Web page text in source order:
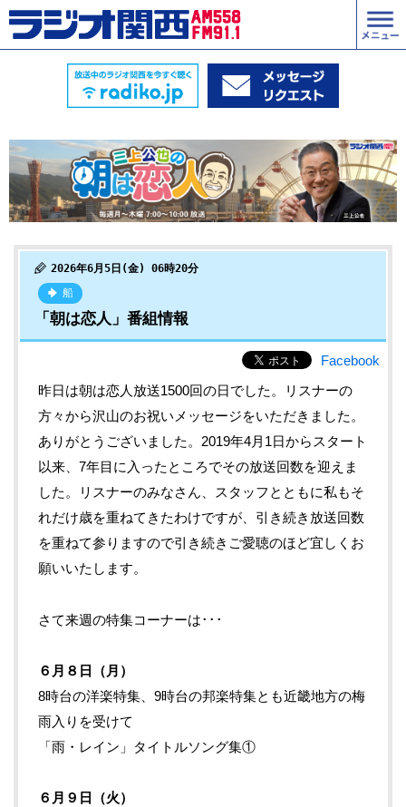
2026年6月5日(金) 06時20分
船
「朝は恋人」番組情報
Facebook
昨日は朝は恋人放送1500回の日でした。リスナーの
方々から沢山のお祝いメッセージをいただきました。
ありがとうございました。2019年4月1日からスタート
以来、7年目に入ったところでその放送回数を迎えま
した。リスナーのみなさん、スタッフとともに私もそ
れだけ歳を重ねてきたわけですが、引き続き放送回数
を重ねて参りますので引き続きご愛聴のほど宜しくお
願いいたします。
さて来週の特集コーナーは･･･
６月８ 日（月）
8時台の洋楽特集、9時台の邦楽特集とも近畿地方の梅
雨入りを受けて
「雨・レイン」タイトルソング集①
６月９ 日（火）